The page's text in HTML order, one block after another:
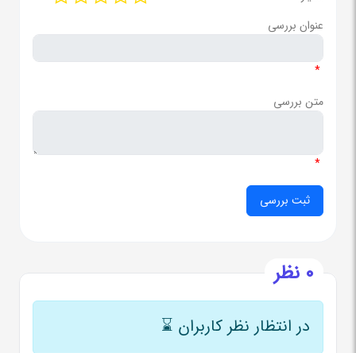
عنوان بررسی
*
متن بررسی
*
0 نظر
در انتظار نظر کاربران ⌛